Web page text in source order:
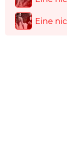
Eine